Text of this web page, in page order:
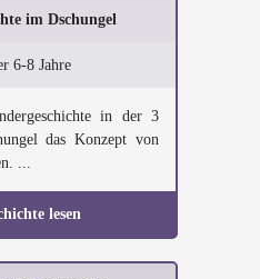
im Dschungel
6-8 Jahre
in der 3
das Konzept von
...
lesen